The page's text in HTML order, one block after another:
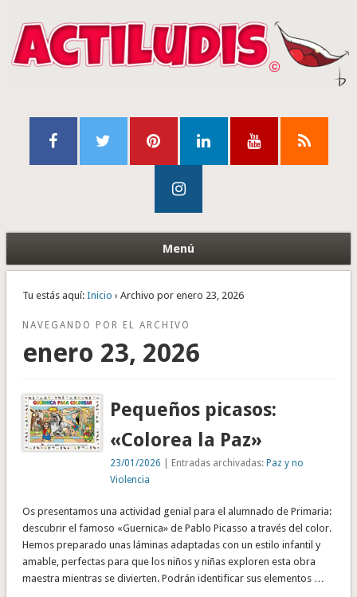
Menú
Tu estás aquí: Inicio › Archivo por enero 23, 2026
NAVEGANDO POR EL ARCHIVO
enero 23, 2026
Pequeños picasos:
«Colorea la Paz»
23/01/2026 | Entradas archivadas:Paz y no
Violencia
Os presentamos una actividad genial para el alumnado de Primaria:
descubrir el famoso «Guernica» de Pablo Picasso a través del color.
Hemos preparado unas láminas adaptadas con un estilo infantil y
amable, perfectas para que los niños y niñas exploren esta obra
maestra mientras se divierten. Podrán identificar sus elementos …